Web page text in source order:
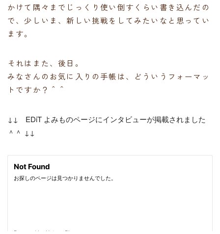
かけて隅々までじっくり使い倒すくらい書き込んだの
で、少しいま、新しい挑戦をしてみたいなと思ってい
ます。
それはまた、後日。
みなさんのお気に入りの手帳は、どういうフォーマッ
トですか？＾＾
↓↓ EDiT よみものページにインタビューが掲載されました
＾＾ ↓↓